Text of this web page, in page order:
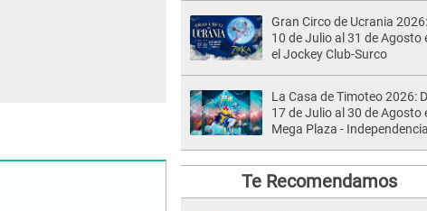
Gran Circo de Ucrania
10 de Julio al 31 de Agosto
el Jockey Club-Surco
La Casa de Timoteo 2026:
17 de Julio al 30 de Agosto
Mega Plaza - Independencia
Te Recomendamos